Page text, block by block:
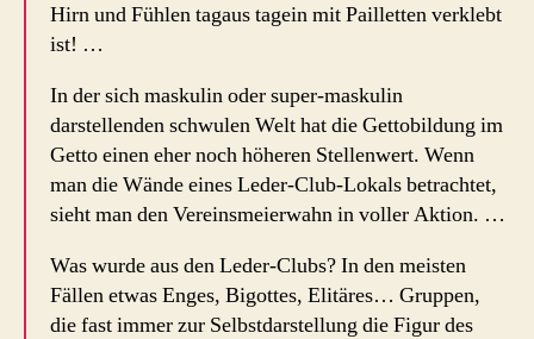
Hirn und Fühlen tagaus tagein mit Pailletten verklebt
ist! …
In der sich maskulin oder super-maskulin
darstellenden schwulen Welt hat die Gettobildung im
Getto einen eher noch höheren Stellenwert. Wenn
man die Wände eines Leder-Club-Lokals betrachtet,
sieht man den Vereinsmeierwahn in voller Aktion. …
Was wurde aus den Leder-Clubs? In den meisten
Fällen etwas Enges, Bigottes, Elitäres… Gruppen,
die fast immer zur Selbstdarstellung die Figur des